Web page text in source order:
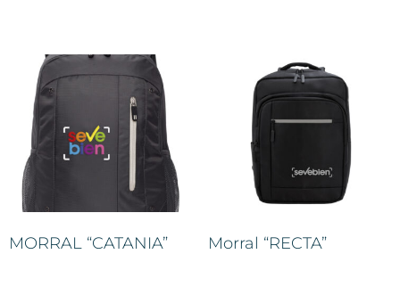
MORRAL “CATANIA” Morral “RECTA”